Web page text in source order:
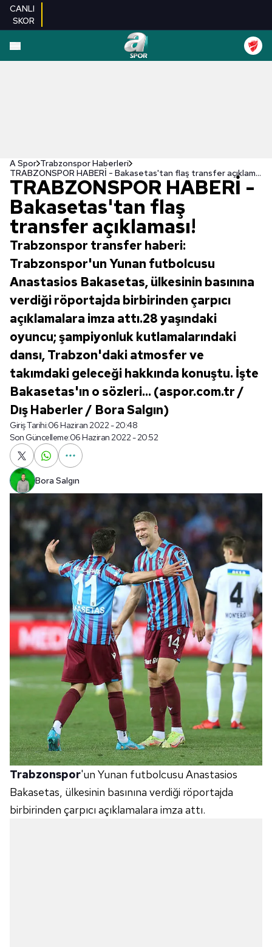
CANLI
SKOR
A Spor Trabzonspor Haberleri
TRABZONSPOR HABERİ - Bakasetas'tan flaş transfer açıklaması!
TRABZONSPOR HABERİ -
Bakasetas'tan flaş
transfer açıklaması!
Trabzonspor transfer haberi:
Trabzonspor'un Yunan futbolcusu
Anastasios Bakasetas, ülkesinin basınına
verdiği röportajda birbirinden çarpıcı
açıklamalara imza attı.28 yaşındaki
oyuncu; şampiyonluk kutlamalarındaki
dansı, Trabzon'daki atmosfer ve
takımdaki geleceği hakkında konuştu. İşte
Bakasetas'ın o sözleri... (aspor.com.tr /
Dış Haberler / Bora Salgın)
Giriş Tarihi:06 Haziran 2022 - 20:48
Son Güncelleme:06 Haziran 2022 - 20:52
Bora Salgın
Trabzonspor'un Yunan futbolcusu Anastasios
Bakasetas, ülkesinin basınına verdiği röportajda
birbirinden çarpıcı açıklamalara imza attı.